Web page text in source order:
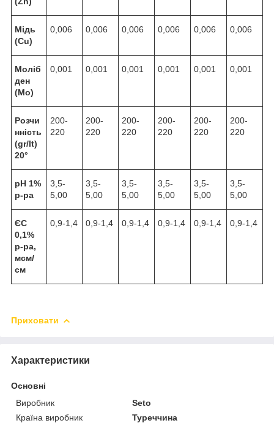
Мідь
(Cu)
0,006 0,006 0,006 0,006 0,006 0,006
Моліб
ден
(Mo)
0,001 0,001 0,001 0,001 0,001 0,001
Розчи
нність
(gr/lt)
20°
200-
220
200-
220
200-
220
200-
220
200-
220
200-
220
pH 1%
р-ра
3,5-
5,00
3,5-
5,00
3,5-
5,00
3,5-
5,00
3,5-
5,00
3,5-
5,00
ЄС
0,1%
р-ра,
мсм/
см
0,9-1,4 0,9-1,4 0,9-1,4 0,9-1,4 0,9-1,4 0,9-1,4
Приховати
Характеристики
Основні
Виробник
Seto
Країна виробник
Туреччина